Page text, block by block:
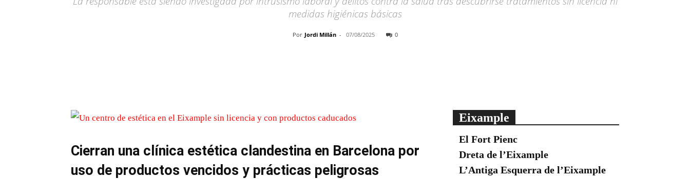
medidas higiénicas básicas
Por Jordi Millán - 07/08/2025 0
Cierran una clínica estética clandestina en Barcelona por
uso de productos vencidos y prácticas peligrosas
Eixample
El Fort Pienc
Dreta de l’Eixample
L’Antiga Esquerra de l’Eixample